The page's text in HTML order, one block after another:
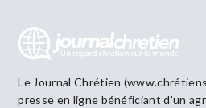
Le Journal Chrétien
presse en ligne bénéficiant d’un